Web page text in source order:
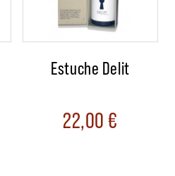
Estuche Delit
22,00€